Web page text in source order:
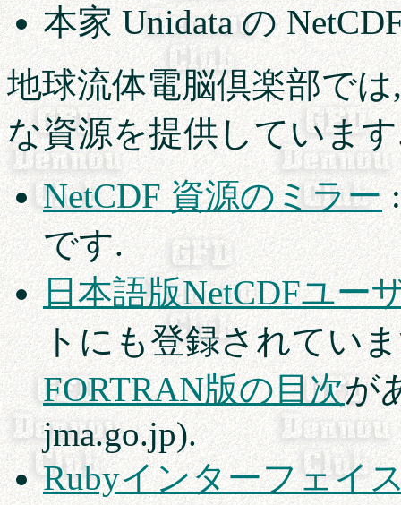
本家 Unidata の
地球流体電脳倶楽部で
な資源を提供していま
NetCDF 資源のミラー:
です.
日本語版NetCDFユー
トにも登録されてい
FORTRAN版の目次が
jma.go.jp).
Rubyインターフェイ